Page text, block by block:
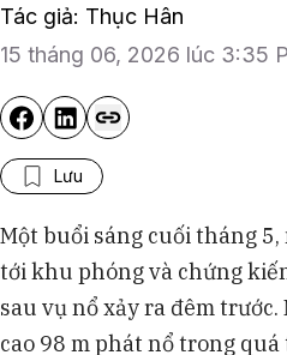
Tác giả: Thục Hân
15 tháng 06, 2026 lúc 3:35
Lưu
Một buổi sáng cuối tháng
tới khu phóng và chứng
sau vụ nổ xảy ra đêm
cao 98 m phát nổ trong